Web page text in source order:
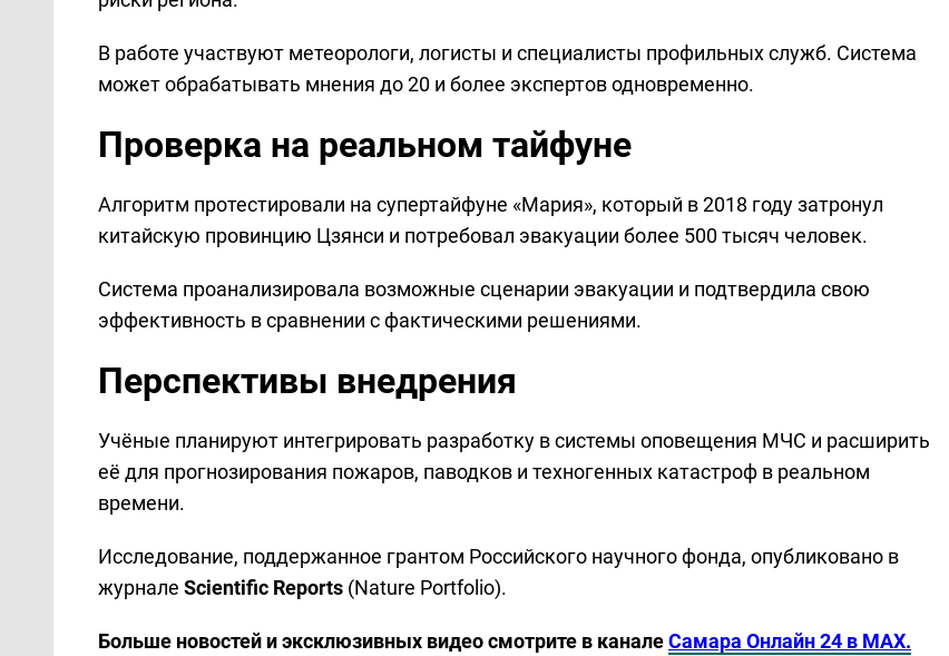
В работе участвуют метеорологи, логисты и специалисты профильных служб. Система
может обрабатывать мнения до 20 и более экспертов одновременно.
Проверка на реальном тайфуне
Алгоритм протестировали на супертайфуне «Мария», который в 2018 году затронул
китайскую провинцию Цзянси и потребовал эвакуации более 500 тысяч человек.
Система проанализировала возможные сценарии эвакуации и подтвердила свою
эффективность в сравнении с фактическими решениями.
Перспективы внедрения
Учёные планируют интегрировать разработку в системы оповещения МЧС и расширить
её для прогнозирования пожаров, паводков и техногенных катастроф в реальном
времени.
Исследование, поддержанное грантом Российского научного фонда, опубликовано в
журнале Scientific Reports (Nature Portfolio).
Больше новостей и эксклюзивных видео смотрите в каналеСамара Онлайн 24 в MAX.